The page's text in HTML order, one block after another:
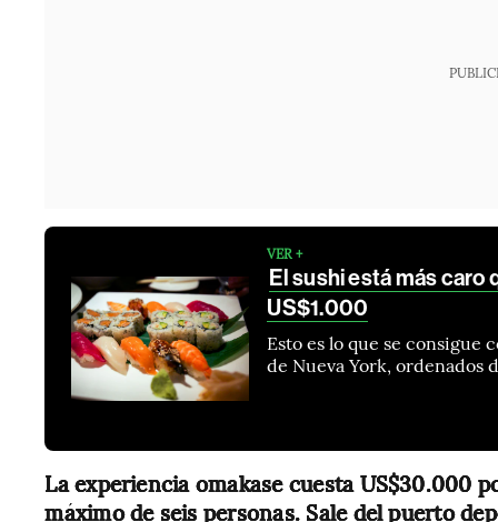
VER +
El sushi está más caro
US$1.000
Esto es lo que se consigue
de Nueva York, ordenados
La experiencia omakase cuesta US$30.000
máximo de seis personas. Sale del puerto